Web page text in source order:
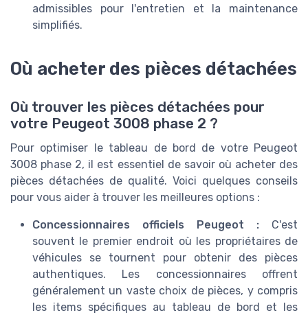
admissibles pour l'entretien et la maintenance
simplifiés.
Où acheter des pièces détachées
Où trouver les pièces détachées pour
votre Peugeot 3008 phase 2 ?
Pour optimiser le tableau de bord de votre Peugeot
3008 phase 2, il est essentiel de savoir où acheter des
pièces détachées de qualité. Voici quelques conseils
pour vous aider à trouver les meilleures options :
Concessionnaires officiels Peugeot : C'est
souvent le premier endroit où les propriétaires de
véhicules se tournent pour obtenir des pièces
authentiques. Les concessionnaires offrent
généralement un vaste choix de pièces, y compris
les items spécifiques au tableau de bord et les